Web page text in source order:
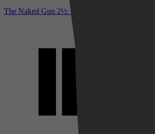
The Naked Gun 2½: The Smell of Fear bij IMDb